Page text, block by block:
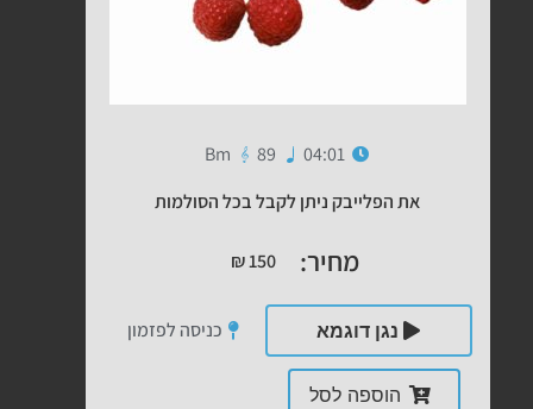
04:01
89
Bm
את הפלייבק ניתן לקבל בכל הסולמות
מחיר: ₪150
נגן דוגמא כניסה לפזמון
הוספה לסל